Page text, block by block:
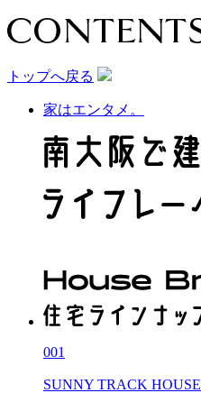
トップへ戻る
家はエンタメ。
001
SUNNY TRACK HOUSE